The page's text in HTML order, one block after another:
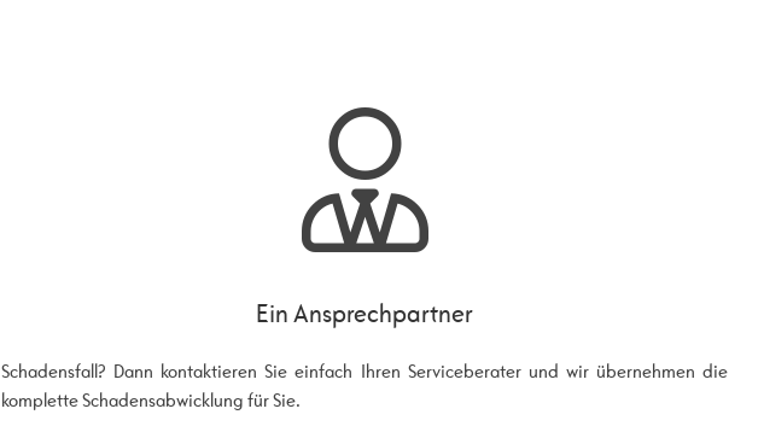
Ein Ansprechpartner
Schadensfall? Dann kontaktieren Sie einfach Ihren Serviceberater und wir übernehmen die
komplette Schadensabwicklung für Sie.